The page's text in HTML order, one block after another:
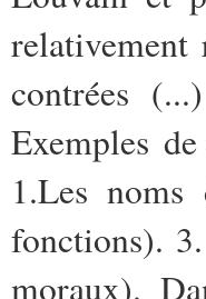
relativement
contrées
Exemples
1.Les
fonctions).
moraux).